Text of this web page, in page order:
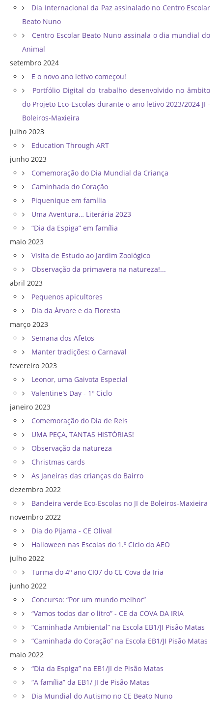
Dia Internacional da Paz assinalado no Centro Escolar
Beato Nuno
Centro Escolar Beato Nuno assinala o dia mundial do
Animal
setembro 2024
E o novo ano letivo começou!
Portfólio Digital do trabalho desenvolvido no âmbito
do Projeto Eco-Escolas durante o ano letivo 2023/2024 JI -
Boleiros-Maxieira
julho 2023
Education Through ART
junho 2023
Comemoração do Dia Mundial da Criança
Caminhada do Coração
Piquenique em família
Uma Aventura… Literária 2023
“Dia da Espiga” em família
maio 2023
Visita de Estudo ao Jardim Zoológico
Observação da primavera na natureza!...
abril 2023
Pequenos apicultores
Dia da Árvore e da Floresta
março 2023
Semana dos Afetos
Manter tradições: o Carnaval
fevereiro 2023
Leonor, uma Gaivota Especial
Valentine's Day - 1º Ciclo
janeiro 2023
Comemoração do Dia de Reis
UMA PEÇA, TANTAS HISTÓRIAS!
Observação da natureza
Christmas cards
As Janeiras das crianças do Bairro
dezembro 2022
Bandeira verde Eco-Escolas no JI de Boleiros-Maxieira
novembro 2022
Dia do Pijama - CE Olival
Halloween nas Escolas do 1.º Ciclo do AEO
julho 2022
Turma do 4º ano CI07 do CE Cova da Iria
junho 2022
Concurso: “Por um mundo melhor”
“Vamos todos dar o litro” - CE da COVA DA IRIA
“Caminhada Ambiental” na Escola EB1/JI Pisão Matas
“Caminhada do Coração” na Escola EB1/JI Pisão Matas
maio 2022
“Dia da Espiga” na EB1/JI de Pisão Matas
“A família” da EB1/ JI de Pisão Matas
Dia Mundial do Autismo no CE Beato Nuno